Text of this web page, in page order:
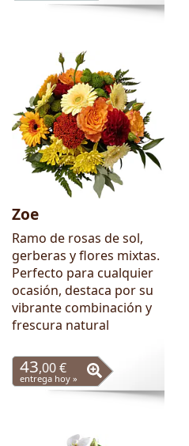
Zoe
Ramo de rosas de sol,
gerberas y flores mixtas.
Perfecto para cualquier
ocasión, destaca por su
vibrante combinación y
frescura natural
43,00 €
entrega hoy »